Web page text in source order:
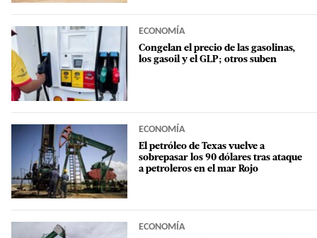
ECONOMÍA
Congelan el precio de las gasolinas,
los gasoil y el GLP; otros suben
ECONOMÍA
El petróleo de Texas vuelve a
sobrepasar los 90 dólares tras ataque
a petroleros en el mar Rojo
ECONOMÍA